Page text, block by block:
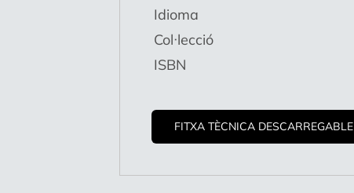
Idioma
Col·lecció
ISBN
FITXA TÈCNICA DESCARREGABLE